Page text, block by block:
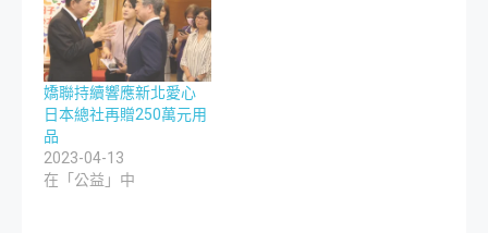
嬌聯持續響應新北愛心
日本總社再贈250萬元用
品
2023-04-13
在「公益」中